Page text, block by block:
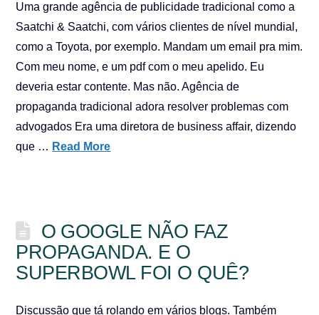
Uma grande agência de publicidade tradicional como a
Saatchi & Saatchi, com vários clientes de nível mundial,
como a Toyota, por exemplo. Mandam um email pra mim.
Com meu nome, e um pdf com o meu apelido. Eu
deveria estar contente. Mas não. Agência de
propaganda tradicional adora resolver problemas com
advogados Era uma diretora de business affair, dizendo
que … Read More
O GOOGLE NÃO FAZ
PROPAGANDA. E O
SUPERBOWL FOI O QUÊ?
Discussão que tá rolando em vários blogs. Também